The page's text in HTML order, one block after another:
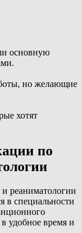
основную
но желающие
хотят
по
реаниматологии
в специальности
удобное время и